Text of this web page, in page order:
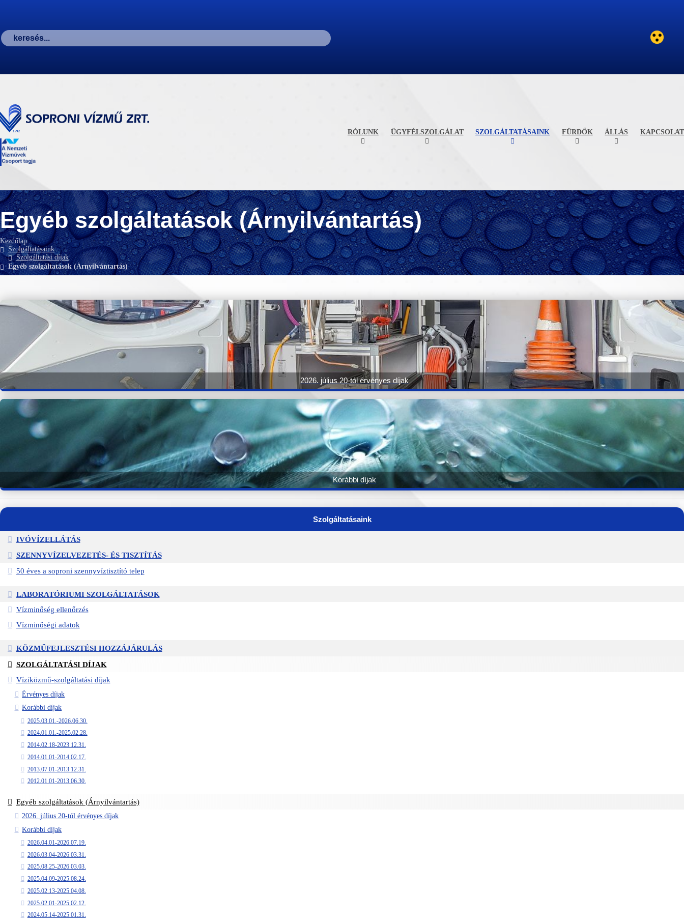
RÓLUNK ÜGYFÉLSZOLGÁLAT SZOLGÁLTATÁSAINK FÜRDŐK ÁLLÁS KAPCSOLAT
Egyéb szolgáltatások (Árnyilvántartás)
Kezdőlap
Szolgáltatásaink
Szolgáltatási díjak
Egyéb szolgáltatások (Árnyilvántartás)
2026. július 20-tól érvényes díjak
Korábbi díjak
Szolgáltatásaink
IVÓVÍZELLÁTÁS
SZENNYVÍZELVEZETÉS- ÉS TISZTÍTÁS
50 éves a soproni szennyvíztisztító telep
LABORATÓRIUMI SZOLGÁLTATÁSOK
Vízminőség ellenőrzés
Vízminőségi adatok
KÖZMŰFEJLESZTÉSI HOZZÁJÁRULÁS
SZOLGÁLTATÁSI DÍJAK
Víziközmű-szolgáltatási díjak
Érvényes díjak
Korábbi díjak
2025.03.01.-2026.06.30.
2024.01.01.-2025.02.28.
2014.02.18-2023.12.31.
2014.01.01-2014.02.17.
2013.07.01-2013.12.31.
2012.01.01-2013.06.30.
Egyéb szolgáltatások (Árnyilvántartás)
2026. július 20-tól érvényes díjak
Korábbi díjak
2026.04.01-2026.07.19.
2026.03.04-2026.03.31.
2025.08.25-2026.03.03.
2025.04.09-2025.08.24.
2025.02.13-2025.04.08.
2025.02.01-2025.02.12.
2024.05.14-2025.01.31.